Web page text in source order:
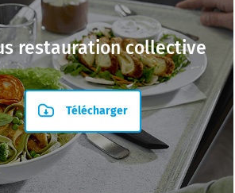
restauration collective
Télécharger